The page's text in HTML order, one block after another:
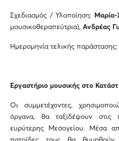
Σχεδιασμός / Υλοποίηση: Μαρία-
μουσικοθεραπεύτρια), Ανδρέας
Ημερομηνία τελικής παράστασης:
Εργαστήριο μουσικής στο
Οι συμμετέχοντες,
όργανα, θα ταξιδέψουν στις
ευρύτερης Μεσογείου. Μέσα